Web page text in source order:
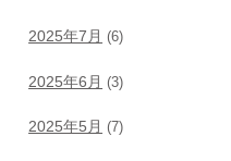
2025年7月 (6)
2025年6月 (3)
2025年5月 (7)